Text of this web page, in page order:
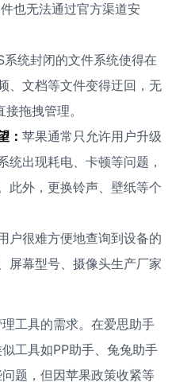
也无法通过官方渠道安
系统封闭的文件系统使得在
、文档等文件变得迂回，无
拖拽管理。
： 苹果通常只允许用户升级
统出现耗电、卡顿等问题，
此外，更换铃声、壁纸等个
户很难方便地查询到设备的
屏幕型号、摄像头生产厂家
工具的需求。在爱思助手
工具如PP助手、兔兔助手
题，但因苹果政策收紧等